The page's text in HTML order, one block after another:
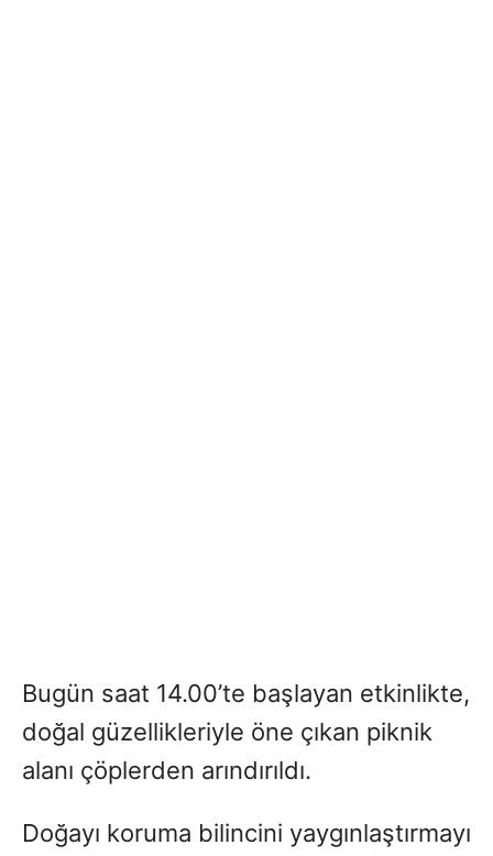
Bugün saat 14.00’te başlayan etkinlikte,
doğal güzellikleriyle öne çıkan piknik
alanı çöplerden arındırıldı.
Doğayı koruma bilincini yaygınlaştırmayı